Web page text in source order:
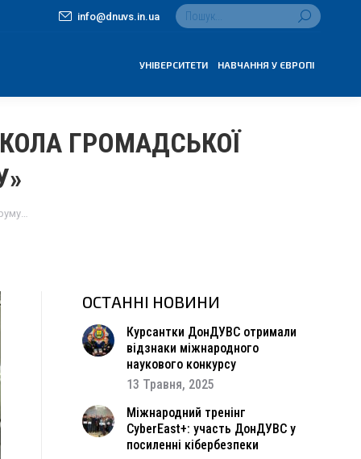
info@dnuvs.in.ua Search:
УНІВЕРСИТЕТИ НАВЧАННЯ У ЄВРОПІ
ГРОМАДСЬКОЇ
ОСТАННІ НОВИНИ
Курсантки ДонДУВС отримали
відзнаки міжнародного
наукового конкурсу
13 Травня, 2025
Міжнародний тренінг
CyberEast+: участь ДонДУВС у
посиленні кібербезпеки